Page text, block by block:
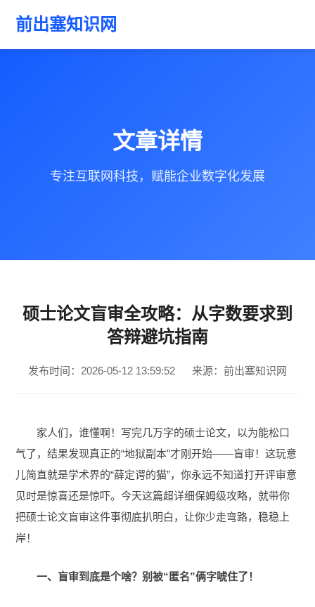
前出塞知识网
文章详情
专注互联网科技，赋能企业数字化发展
硕士论文盲审全攻略：从字数要求到
答辩避坑指南
发布时间：2026-05-12 13:59:52 来源：前出塞知识网
家人们，谁懂啊！写完几万字的硕士论文，以为能松口
气了，结果发现真正的“地狱副本”才刚开始——盲审！这玩意
儿简直就是学术界的“薛定谔的猫”，你永远不知道打开评审意
见时是惊喜还是惊吓。今天这篇超详细保姆级攻略，就带你
把硕士论文盲审这件事彻底扒明白，让你少走弯路，稳稳上
岸！
一、盲审到底是个啥？别被“匿名”俩字唬住了！